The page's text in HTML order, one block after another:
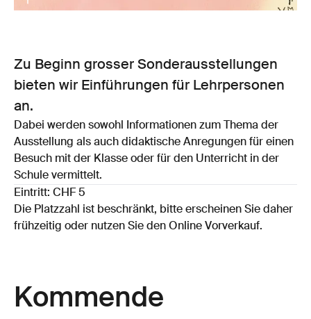
Zu Beginn grosser Sonderausstellungen
bieten wir Einführungen für Lehrpersonen
an.
Dabei werden sowohl Informationen zum Thema der
Ausstellung als auch didaktische Anregungen für einen
Besuch mit der Klasse oder für den Unterricht in der
Schule vermittelt.
Eintritt: CHF 5
Die Platzzahl ist beschränkt, bitte erscheinen Sie daher
frühzeitig oder nutzen Sie den Online Vorverkauf.
Kommende